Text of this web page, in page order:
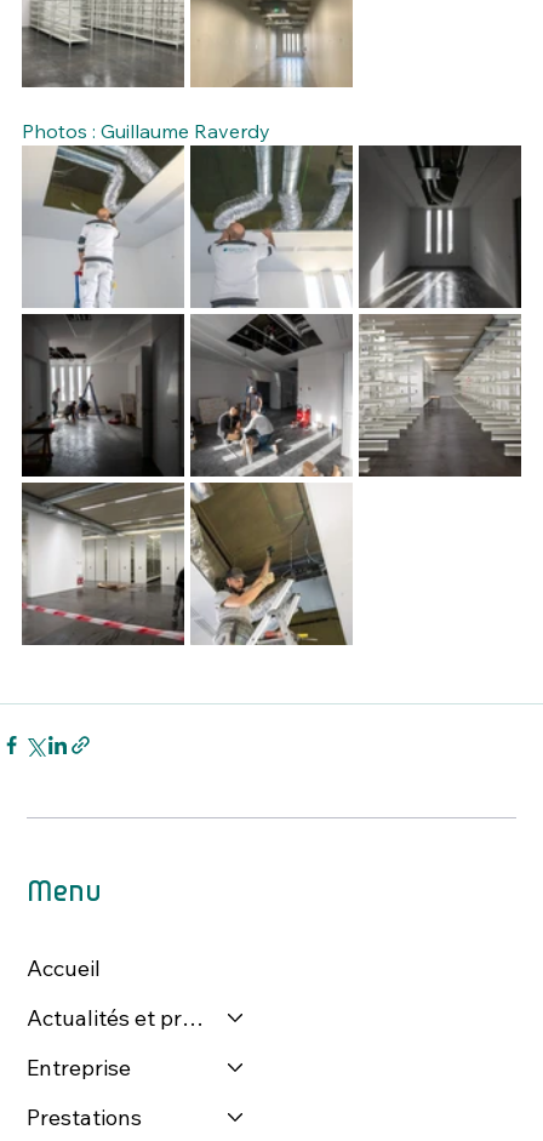
Photos : Guillaume Raverdy
Menu
Accueil
Actualités et presse
Entreprise
Prestations